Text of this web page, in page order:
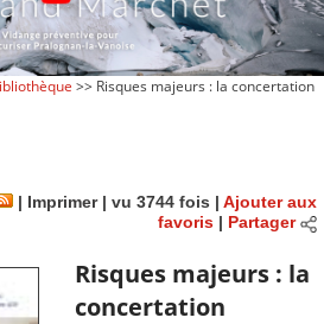
>> Risques majeurs : la concertation
| Imprimer| vu 3744 fois | Ajouter aux
favoris| Partager
Risques majeurs : la
concertation